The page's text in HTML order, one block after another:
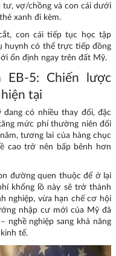
tư, vợ/chồng và con cái dưới
xanh đi kèm.
con cái tiếp tục học tập
huynh có thể trực tiếp đồng
ổn định ngay trên đất Mỹ.
5: Chiến lược
tại
có nhiều thay đổi, đặc
mức phí thường niên đối
tương lai của hàng chục
cao trở nên bấp bênh hơn
đường quen thuộc để ở lại
khổng lồ này sẽ trở thành
nghiệp, vừa hạn chế cơ hội
nhập cư mới của Mỹ đã
nghề nghiệp sang khả năng
tế.